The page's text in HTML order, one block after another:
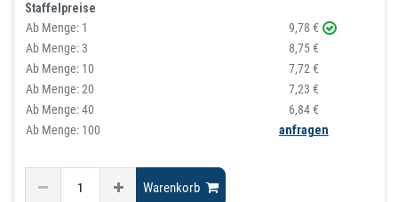
Staffelpreise
Ab Menge: 1
9,78 €
Ab Menge:3
8,75 €
Ab Menge: 10
7,72 €
Ab Menge:20
7,23 €
Ab Menge:40
6,84 €
Ab Menge: 100
anfragen
Warenkorb